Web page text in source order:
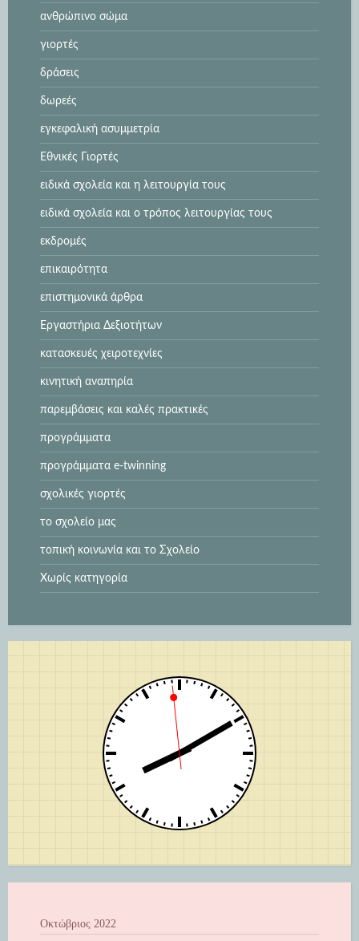
ανθρώπινο σώμα
γιορτές
δράσεις
δωρεές
εγκεφαλική ασυμμετρία
Εθνικές Γιορτές
ειδικά σχολεία και η λειτουργία τους
ειδικά σχολεία και ο τρόπος λειτουργίας τους
εκδρομές
επικαιρότητα
επιστημονικά άρθρα
Εργαστήρια Δεξιοτήτων
κατασκευές χειροτεχνίες
κινητική αναπηρία
παρεμβάσεις και καλές πρακτικές
προγράμματα
προγράμματα e-twinning
σχολικές γιορτές
το σχολείο μας
τοπική κοινωνία και το Σχολείο
Χωρίς κατηγορία
Οκτώβριος 2022